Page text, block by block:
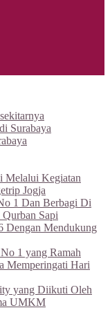
Surabaya
Melalui Kegiatan
Jogja
1 Dan Berbagi Di
Sapi
Dengan Mendukung
1 yang Ramah
Memperingati Hari
yang Diikuti Oleh
UMKM